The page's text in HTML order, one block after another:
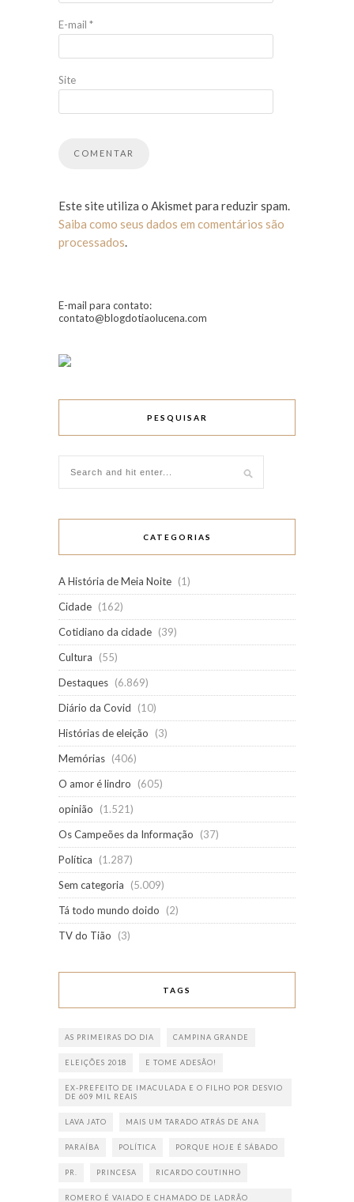
E-mail *
Site
Este site utiliza o Akismet para reduzir spam.
Saiba como seus dados em comentários são
processados.
E-mail para contato:
contato@blogdotiaolucena.com
PESQUISAR
CATEGORIAS
A História de Meia Noite (1)
Cidade (162)
Cotidiano da cidade (39)
Cultura
(55)
Destaques (6.869)
Diário da Covid
(10)
Histórias de eleição
(3)
Memórias (406)
O amor é lindro
(605)
opinião
(1.521)
Os Campeões da Informação
(37)
Política
(1.287)
Sem categoria
(5.009)
Tá todo mundo doido
(2)
TV do Tião
(3)
TAGS
AS PRIMEIRAS DO DIA CAMPINA GRANDE
ELEIÇÕES 2018 E TOME ADESÃO!
EX-PREFEITO DE IMACULADA E O FILHO POR DESVIO
DE 609 MIL REAIS
LAVA JATO MAIS UM TARADO ATRÁS DE ANA
PARAÍBA POLÍTICA PORQUE HOJE É SÁBADO
PR. PRINCESA RICARDO COUTINHO
ROMERO É VAIADO E CHAMADO DE LADRÃO